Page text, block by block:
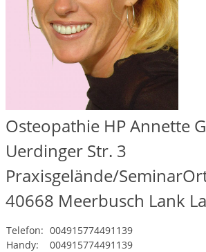
Osteopathie HP Annette
Uerdinger Str. 3
Praxisgelände/
40668 Meerbusch Lank
Telefon: 004915774491139
Handy:
004915774491139